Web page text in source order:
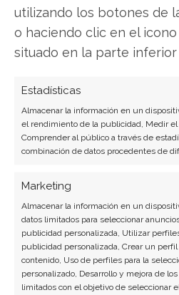
utilizando los botones de
o haciendo clic en el
situado en la parte inferior
Estadísticas
Almacenar la información en un
el rendimiento de la publicidad, Medir
Comprender al público a través de
combinación de datos procedentes de
Marketing
Almacenar la información en un
datos limitados para seleccionar
publicidad personalizada, Utilizar
publicidad personalizada, Crear un
contenido, Uso de perfiles para la
personalizado, Desarrollo y mejora de
limitados con el objetivo de seleccionar
BUSCAR